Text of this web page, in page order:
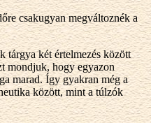
csakugyan megváltoznék a
tárgya két értelmezés között
mondjuk, hogy egyazon
marad. Így gyakran még a
között, mint a túlzók